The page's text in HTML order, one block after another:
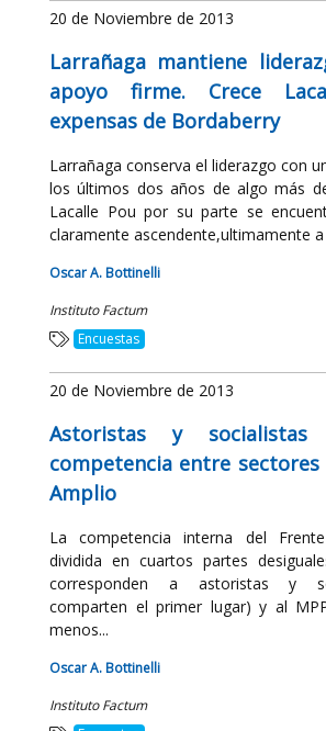
20 de Noviembre de 2013
Larrañaga mantiene
apoyo firme. Crece
expensas de Bordaberry
Larrañaga conserva el liderazgo con
los últimos dos años de algo más
Lacalle Pou por su parte se
claramente ascendente,ultimamente a
Oscar A. Bottinelli
Instituto Factum
Encuestas
20 de Noviembre de 2013
Astoristas y
competencia entre
Amplio
La competencia interna del
dividida en cuartos partes
corresponden a astoristas y
comparten el primer lugar) y al
menos...
Oscar A. Bottinelli
Instituto Factum